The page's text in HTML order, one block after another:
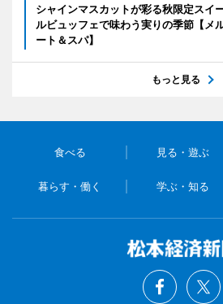
シャインマスカットが彩る秋限定スイ
ルビュッフェで味わう実りの季節【メ
ート＆スパ】
もっと見る
食べる 見る・遊ぶ
暮らす・働く 学ぶ・知る